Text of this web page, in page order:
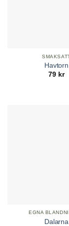
Havtorn
79 kr
EGNA
Dalarna